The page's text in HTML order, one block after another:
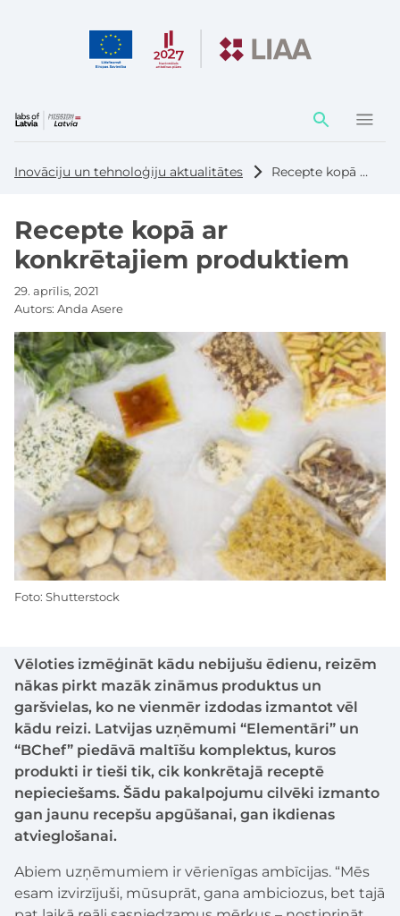
Darbības
elementi
Inovāciju un tehnoloģiju aktualitātes Recepte kopā ar konkrētajiem produktiem
Recepte kopā ar
konkrētajiem produktiem
29. aprīlis, 2021
Autors: Anda Asere
Vēloties izmēģināt kādu nebijušu ēdienu, reizēm
nākas pirkt mazāk zināmus produktus un
garšvielas, ko ne vienmēr izdodas izmantot vēl
kādu reizi. Latvijas uzņēmumi “Elementāri” un
“BChef” piedāvā maltīšu komplektus, kuros
produkti ir tieši tik, cik konkrētajā receptē
nepieciešams. Šādu pakalpojumu cilvēki izmanto
gan jaunu recepšu apgūšanai, gan ikdienas
atvieglošanai.
Abiem uzņēmumiem ir vērienīgas ambīcijas. “Mēs
esam izvirzījuši, mūsuprāt, gana ambiciozus, bet tajā
Foto: Shutterstock